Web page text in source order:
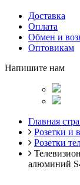
Доставка
Оплата
Обмен и
Оптовикам
Напишите нам
Главная
Розетки и
Розетки
алюминий